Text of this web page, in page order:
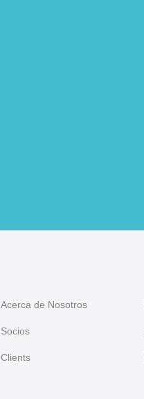
Acerca de Nosotros
Socios
Clients